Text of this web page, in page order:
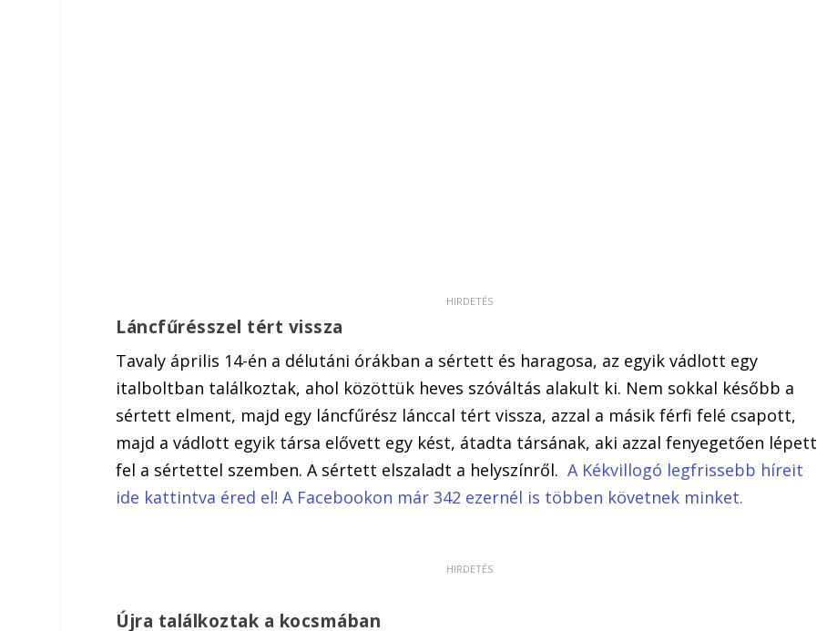
Láncfűrésszel tért vissza
Tavaly április 14-én a délutáni órákban a sértett és haragosa, az egyik vádlott egy
italboltban találkoztak, ahol közöttük heves szóváltás alakult ki. Nem sokkal később a
sértett elment, majd egy láncfűrész lánccal tért vissza, azzal a másik férfi felé csapott,
majd a vádlott egyik társa elővett egy kést, átadta társának, aki azzal fenyegetően lépett
fel a sértettel szemben. A sértett elszaladt a helyszínről.A Kékvillogó legfrissebb híreit
ide kattintva éred el! A Facebookon már 342 ezernél is többen követnek minket.
Újra találkoztak a kocsmában